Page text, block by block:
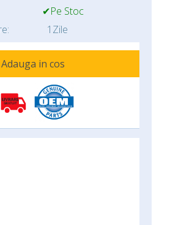
✔Pe Stoc
1Zile
Adauga in cos